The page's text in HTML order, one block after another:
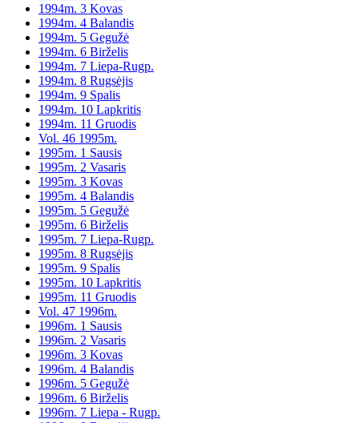
1994m. 3 Kovas
1994m. 4 Balandis
1994m. 5 Gegužė
1994m. 6 Birželis
1994m. 7 Liepa-Rugp.
1994m. 8 Rugsėjis
1994m. 9 Spalis
1994m. 10 Lapkritis
1994m. 11 Gruodis
Vol. 46 1995m.
1995m. 1 Sausis
1995m. 2 Vasaris
1995m. 3 Kovas
1995m. 4 Balandis
1995m. 5 Gegužė
1995m. 6 Birželis
1995m. 7 Liepa-Rugp.
1995m. 8 Rugsėjis
1995m. 9 Spalis
1995m. 10 Lapkritis
1995m. 11 Gruodis
Vol. 47 1996m.
1996m. 1 Sausis
1996m. 2 Vasaris
1996m. 3 Kovas
1996m. 4 Balandis
1996m. 5 Gegužė
1996m. 6 Birželis
1996m. 7 Liepa - Rugp.